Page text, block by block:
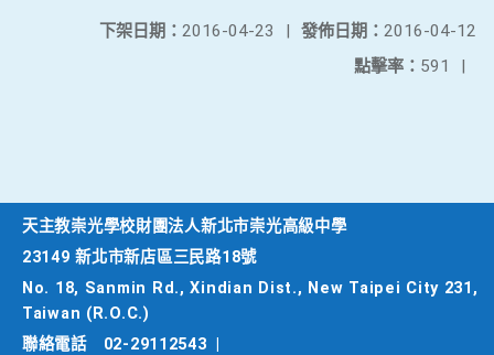
發佈日期： 2016-04-12
下架日期： 2016-04-23
|
點擊率： 591 |
天主教崇光學校財團法人新北市崇光高級中學
23149 新北市新店區三民路18號
No. 18, Sanmin Rd., Xindian Dist., New Taipei City 231,
Taiwan (R.O.C.)
聯絡電話
02-29112543